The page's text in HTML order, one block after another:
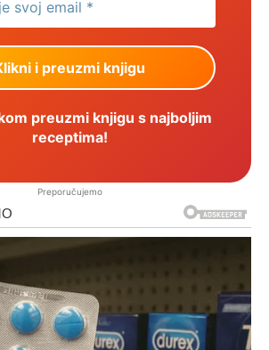
preuzmi knjigu s najboljim
receptima!
Preporučujemo